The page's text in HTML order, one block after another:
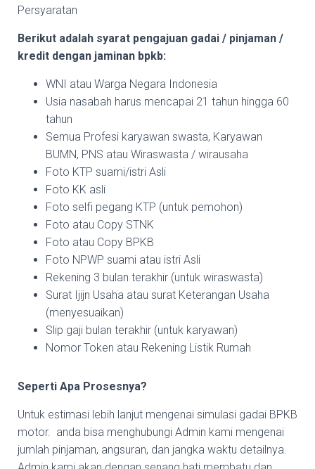
Persyaratan
Berikut adalah syarat pengajuan gadai / pinjaman /
kredit dengan jaminan bpkb:
WNI atau Warga Negara Indonesia
Usia nasabah harus mencapai 21 tahun hingga 60
tahun
Semua Profesi karyawan swasta, Karyawan
BUMN, PNS atau Wiraswasta / wirausaha
Foto KTP suami/istri Asli
Foto KK asli
Foto selfi pegang KTP (untuk pemohon)
Foto atau Copy STNK
Foto atau Copy BPKB
Foto NPWP suami atau istri Asli
Rekening 3 bulan terakhir (untuk wiraswasta)
Surat Ijijn Usaha atau surat Keterangan Usaha
(menyesuaikan)
Slip gaji bulan terakhir (untuk karyawan)
Nomor Token atau Rekening Listik Rumah
Seperti Apa Prosesnya?
Untuk estimasi lebih lanjut mengenai simulasi gadai BPKB
motor. anda bisa menghubungi Admin kami mengenai
jumlah pinjaman, angsuran, dan jangka waktu detailnya.